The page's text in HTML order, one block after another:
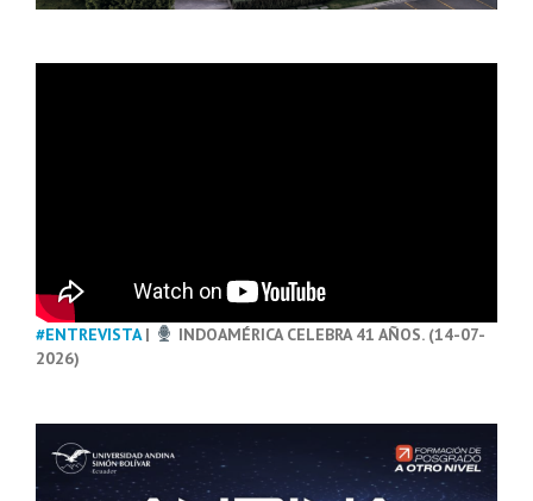
#ENTREVISTA|
INDOAMÉRICA CELEBRA 41 AÑOS. (14-07-
2026)